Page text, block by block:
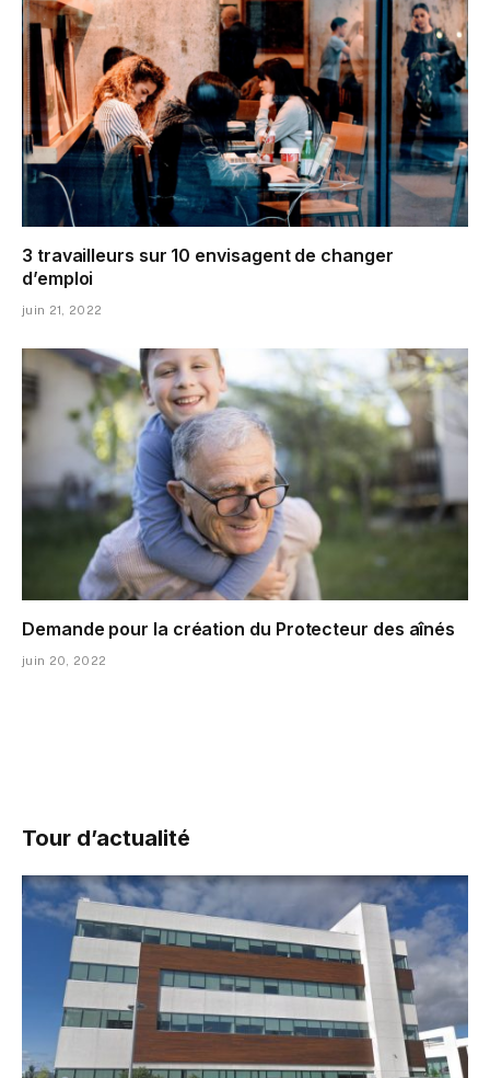
3 travailleurs sur 10 envisagent de changer
d’emploi
juin 21, 2022
Demande pour la création du Protecteur des aînés
juin 20, 2022
Tour d’actualité